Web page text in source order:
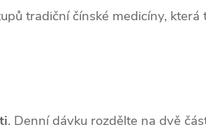
tradiční čínské medicíny, která
. Denní dávku rozdělte na dvě